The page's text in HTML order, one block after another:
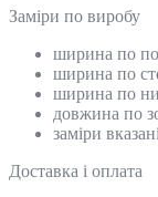
Замiри по виробу
ширина по
ширина по
ширина по
довжина по
заміри
Доставка і оплата